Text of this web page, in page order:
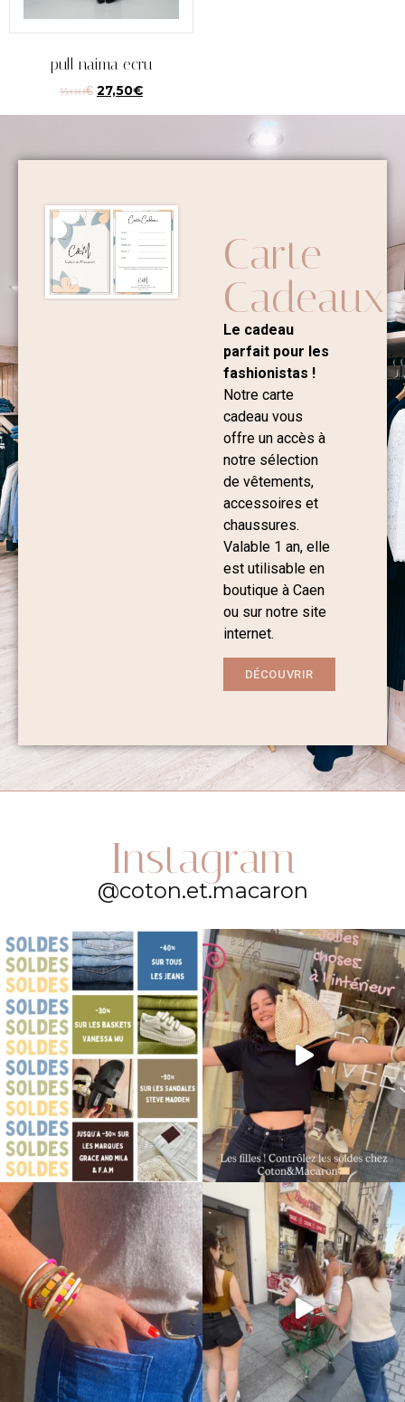
pull naima ecru
55,00€ 27,50€
Carte
Cadeaux
Le cadeau
parfait pour les
fashionistas !
Notre carte
cadeau vous
offre un accès à
notre sélection
de vêtements,
accessoires et
chaussures.
Valable 1 an, elle
est utilisable en
boutique à Caen
ou sur notre site
internet.
DÉCOUVRIR
Instagram
@coton.et.macaron